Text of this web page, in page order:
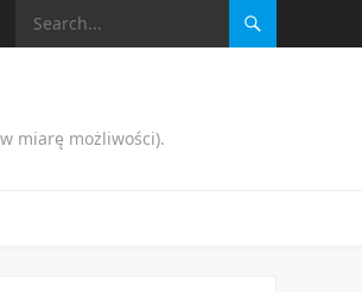
miarę możliwości).